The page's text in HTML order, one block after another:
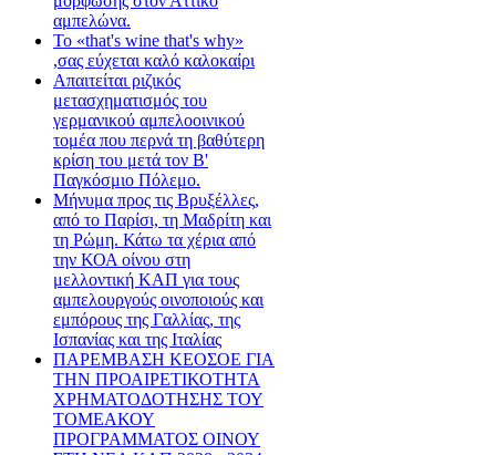
αμπελώνα.
Το «that's wine that's why»
,σας εύχεται καλό καλοκαίρι
Απαιτείται ριζικός
μετασχηματισμός του
γερμανικού αμπελοοινικού
τομέα που περνά τη βαθύτερη
κρίση του μετά τον Β'
Παγκόσμιο Πόλεμο.
Μήνυμα προς τις Βρυξέλλες,
από το Παρίσι, τη Μαδρίτη και
τη Ρώμη. Κάτω τα χέρια από
την ΚΟΑ οίνου στη
μελλοντική ΚΑΠ για τους
αμπελουργούς οινοποιούς και
εμπόρους της Γαλλίας, της
Ισπανίας και της Ιταλίας
ΠΑΡΕΜΒΑΣΗ ΚΕΟΣΟΕ ΓΙΑ
ΤΗΝ ΠΡΟΑΙΡΕΤΙΚΟΤΗΤΑ
ΧΡΗΜΑΤΟΔΟΤΗΣΗΣ ΤΟΥ
ΤΟΜΕΑΚΟΥ
ΠΡΟΓΡΑΜΜΑΤΟΣ ΟΙΝΟΥ